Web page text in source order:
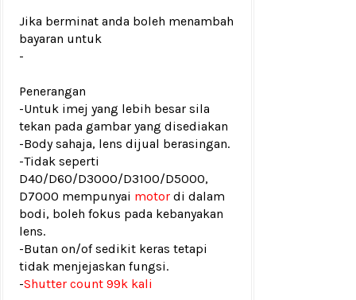
Jika berminat anda boleh menambah
bayaran untuk
-
Penerangan
-Untuk imej yang lebih besar sila
tekan pada gambar yang disediakan
-Body sahaja, lens dijual berasingan.
-Tidak seperti
D40/D60/D3000/D3100/D5000,
D7000 mempunyai motor di dalam
bodi, boleh fokus pada kebanyakan
lens.
-Butan on/of sedikit keras tetapi
tidak menjejaskan fungsi.
-Shutter count 99k kali